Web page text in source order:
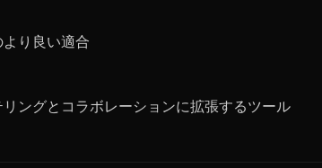
より良い適合
ングとコラボレーションに拡張するツール